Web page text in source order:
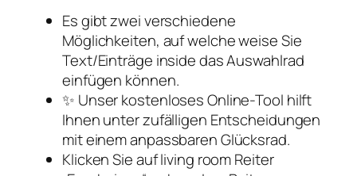
Es gibt zwei verschiedene
Möglichkeiten, auf welche weise Sie
Text/Einträge inside das Auswahlrad
einfügen können.
✨ Unser kostenloses Online-Tool hilft
Ihnen unter zufälligen Entscheidungen
mit einem anpassbaren Glücksrad.
Klicken Sie auf living room Reiter